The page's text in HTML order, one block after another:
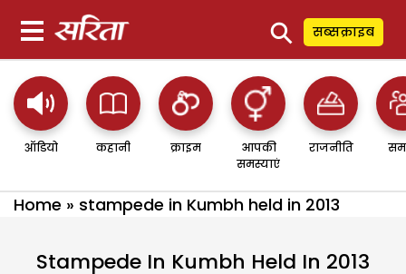
⚲ सब्सक्राइब
ऑडियो कहानी क्राइम
आपकी
समस्याएं
राजनीति
Home » stampede in Kumbh held in 2013
Stampede In Kumbh Held In 2013